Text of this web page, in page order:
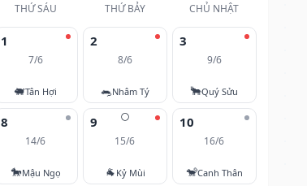
THỨ SÁU THỨ BẢY CHỦ NHẬT
1
7/6
🐖Tân Hợi
2
8/6
🐀Nhâm Tý
3
9/6
🐂Quý Sửu
8
14/6
🐎Mậu Ngọ
🌕
9
15/6
🐐 Kỷ Mùi
10
16/6
🐒Canh Thân